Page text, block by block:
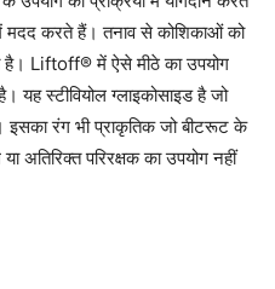
करते हैं। तनाव से कोशिकाओं को
है। Liftoff® में ऐसे मीठे का उपयोग
यह स्टीवियोल ग्लाइकोसाइड है जो
इसका रंग भी प्राकृतिक जो बीटरूट के
अतिरिक्त परिरक्षक का उपयोग नहीं